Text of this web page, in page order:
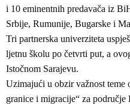
i 10 eminentnih predavača iz
Srbije, Rumunije, Bugarske i
Tri partnerska univerziteta
ljetnu školu po četvrti put, a
Istočnom Sarajevu.
Uzimajući u obzir važnost teme
granice i migracije“ za područje